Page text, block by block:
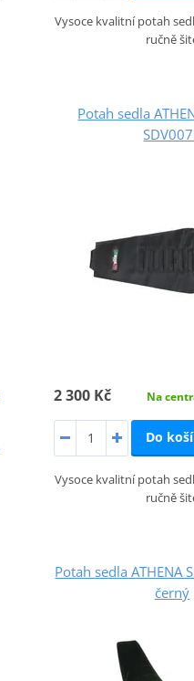
Vysoce kvalitní potah
ručně
Potah sedla
2 300 Kč Na
Do
Vysoce kvalitní potah
ručně
Potah sedla ATHENA
černý